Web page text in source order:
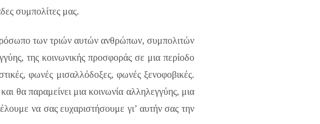
συμπολίτες μας.
των τριών αυτών ανθρώπων, συμπολιτών
της κοινωνικής προσφοράς σε μια περίοδο
φωνές μισαλλόδοξες, φωνές ξενοφοβικές.
θα παραμείνει μια κοινωνία αλληλεγγύης, μια
να σας ευχαριστήσουμε γι’ αυτήν σας την